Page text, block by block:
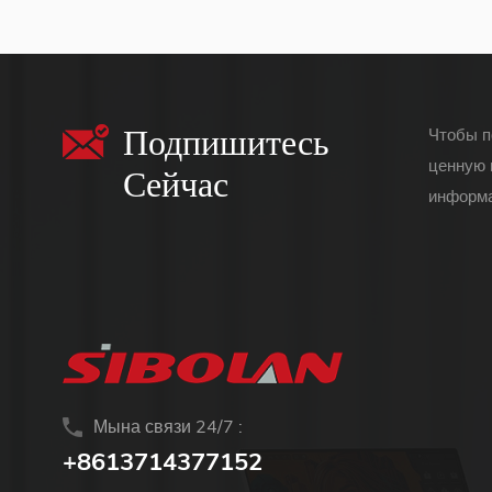
Подпишитесь
Сейчас
Чтобы
ценную
Мына связи 24/7 :
+8613714377152